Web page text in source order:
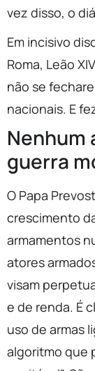
vez disso, o
Em incisivo
Roma, Leão
não se
nacionais. E
Nenhum
guerra
O Papa
crescimento
armamentos
atores
visam
e de renda. É
uso de armas
algoritmo que